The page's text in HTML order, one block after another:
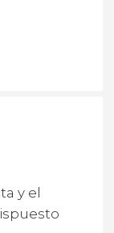
y el